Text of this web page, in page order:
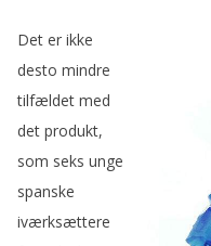
Det er ikke
desto mindre
tilfældet med
det produkt,
som seks unge
spanske
iværksættere